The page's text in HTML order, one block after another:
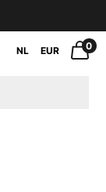
NL EUR 0